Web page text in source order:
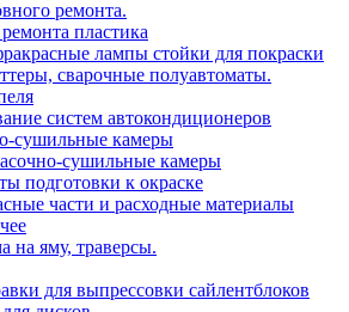
ремонта.
пластика
лампы стойки для покраски
сварочные полуавтоматы.
систем автокондиционеров
сушильные камеры
сушильные камеры
подготовки к окраске
части и расходные материалы
на яму, траверсы.
для выпрессовки сайлентблоков